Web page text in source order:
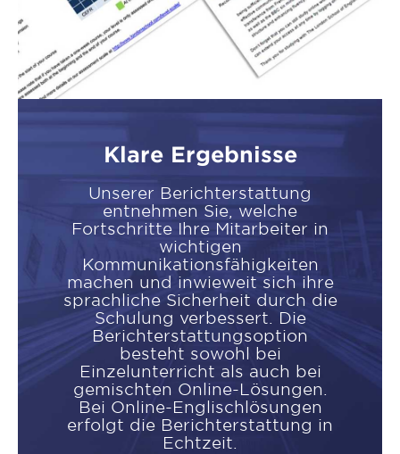
Klare Ergebnisse
Unserer Berichterstattung
entnehmen Sie, welche
Fortschritte Ihre Mitarbeiter in
wichtigen
Kommunikationsfähigkeiten
machen und inwieweit sich ihre
sprachliche Sicherheit durch die
Schulung verbessert. Die
Berichterstattungsoption
besteht sowohl bei
Einzelunterricht als auch bei
gemischten Online-Lösungen.
Bei Online-Englischlösungen
erfolgt die Berichterstattung in
Echtzeit.